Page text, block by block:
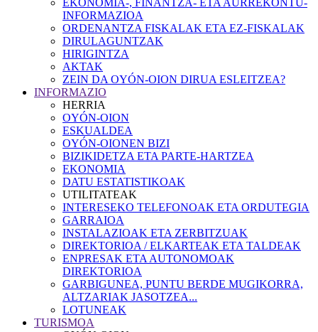
EKONOMIA-, FINANTZA- ETA AURREKONTU-
INFORMAZIOA
ORDENANTZA FISKALAK ETA EZ-FISKALAK
DIRULAGUNTZAK
HIRIGINTZA
AKTAK
ZEIN DA OYÓN-OION DIRUA ESLEITZEA?
INFORMAZIO
HERRIA
OYÓN-OION
ESKUALDEA
OYÓN-OIONEN BIZI
BIZIKIDETZA ETA PARTE-HARTZEA
EKONOMIA
DATU ESTATISTIKOAK
UTILITATEAK
INTERESEKO TELEFONOAK ETA ORDUTEGIA
GARRAIOA
INSTALAZIOAK ETA ZERBITZUAK
DIREKTORIOA / ELKARTEAK ETA TALDEAK
ENPRESAK ETA AUTONOMOAK
DIREKTORIOA
GARBIGUNEA, PUNTU BERDE MUGIKORRA,
ALTZARIAK JASOTZEA...
LOTUNEAK
TURISMOA